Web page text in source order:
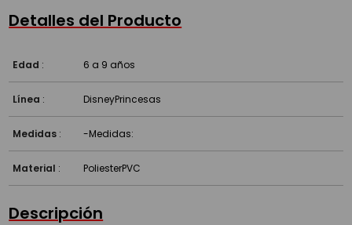
¿Es resistente?
Detalles del Producto
Edad : 6 a 9 años
Línea : DisneyPrincesas
Medidas : -Medidas:
Material : PoliesterPVC
Descripción